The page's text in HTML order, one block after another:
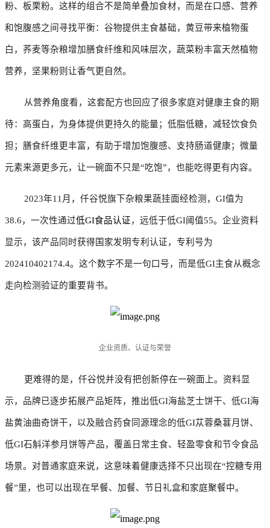
粉、板栗粉。这样的组合不是简单叠加食材，而是在口感、营养
和饱腹感之间寻找平衡：谷物提供主食基础，黄豆带来植物蛋
白，荞麦等杂粮增加膳食纤维和风味层次，蔬菜粉丰富天然植物
营养，坚果粉则让香气更自然。
待：高蛋白，为身体提供更持久的能量；低脂低糖，减轻饮食负
担；膳食纤维更丰富，有助于增加饱腹感、支持肠道健康；微量
元素来源更多元，让一碗面不只是“吃饱”，也能吃得更有内容。
38.6，一次性通过低GI食品认证，远低于低GI阈值55。企业资料
显示，该产品同时获得国家发明专利认证，专利号为
202410402174.4。这个数字不是一句口号，而是低GI主食从概念
走向检测验证的重要背书。
企业资质、认证与荣誉
示，品牌已逐步拓展产品矩阵，推出低GI海盐芝士饼干、低GI海
盐黄油曲奇饼干，以及融合药食同源理念的低GI苁蓉桑葚月饼、
低GI石斛洋参月饼等产品，覆盖日常主食、轻盈零食和节令食品
场景。对普通家庭来说，这意味着健康选择不只出现在“控糖专用
餐”里，也可以出现在早餐、加餐、节日礼盒和家庭聚餐中。